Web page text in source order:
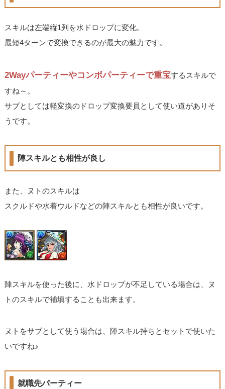
スキルは左端縦1列を水ドロップに変化。
最短4ターンで変換できるのが最大の魅力です。
2Wayパーティーやコンボパーティーで重宝するスキルで
すね～。
サブとしては軽変換のドロップ変換要員として使い道がありそ
うです。
陣スキルとも相性が良し
また、ヌトのスキルは
スクルドや水着ウルドなどの陣スキルとも相性が良いです。
陣スキルを使った後に、水ドロップが不足している場合は、ヌ
トのスキルで補填することも出来ます。
ヌトをサブとして使う場合は、陣スキル持ちとセットで使いた
いですね♪
就職先パーティー